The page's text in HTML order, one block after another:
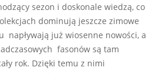
sezon i doskonale wiedzą, co
dominują jeszcze zimowe
napływają już wiosenne nowości, a
fasonów są tam
rok. Dzięki temu z nimi